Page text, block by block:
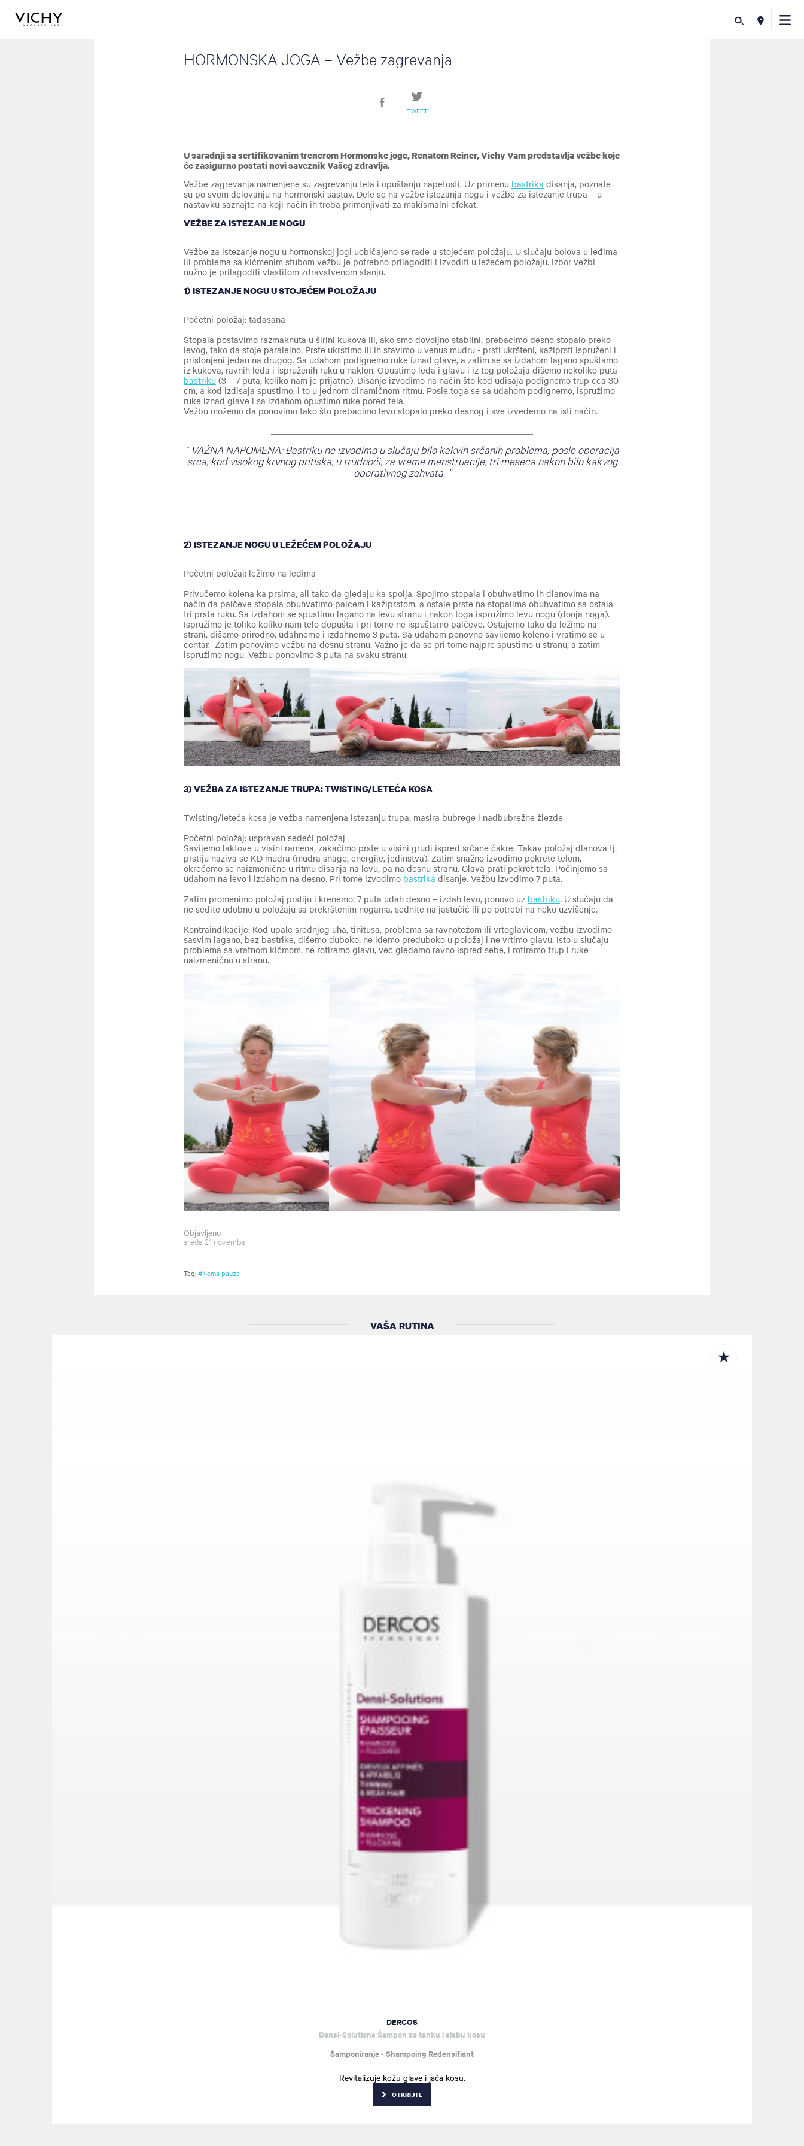
HORMONSKA JOGA – Vežbe zagrevanja
TWEET
U saradnji sa sertifikovanim trenerom Hormonske joge, Renatom Reiner, Vichy Vam predstavlja vežbe koje
će zasigurno postati novi saveznik Vašeg zdravlja.
Vežbe zagrevanja namenjene su zagrevanju tela i opuštanju napetosti. Uz primenu bastrika disanja, poznate
su po svom delovanju na hormonski sastav. Dele se na vežbe istezanja nogu i vežbe za istezanje trupa – u
nastavku saznajte na koji način ih treba primenjivati za makismalni efekat.
VEŽBE ZA ISTEZANJE NOGU
Vežbe za istezanje nogu u hormonskoj jogi uobičajeno se rade u stojećem položaju. U slučaju bolova u leđima
ili problema sa kičmenim stubom vežbu je potrebno prilagoditi i izvoditi u ležećem položaju. Izbor vežbi
nužno je prilagoditi vlastitom zdravstvenom stanju.
1) ISTEZANJE NOGU U STOJEĆEM POLOŽAJU
Početni položaj: tadasana
Stopala postavimo razmaknuta u širini kukova ili, ako smo dovoljno stabilni, prebacimo desno stopalo preko
levog, tako da stoje paralelno. Prste ukrstimo ili ih stavimo u venus mudru - prsti ukršteni, kažiprsti ispruženi i
prislonjeni jedan na drugog. Sa udahom podignemo ruke iznad glave, a zatim se sa izdahom lagano spuštamo
iz kukova, ravnih leđa i ispruženih ruku u naklon. Opustimo leđa i glavu i iz tog položaja dišemo nekoliko puta
bastriku (3 – 7 puta, koliko nam je prijatno). Disanje izvodimo na način što kod udisaja podignemo trup cca 30
cm, a kod izdisaja spustimo, i to u jednom dinamičnom ritmu. Posle toga se sa udahom podignemo, ispružimo
ruke iznad glave i sa izdahom opustimo ruke pored tela.
Vežbu možemo da ponovimo tako što prebacimo levo stopalo preko desnog i sve izvedemo na isti način.
VAŽNA NAPOMENA: Bastriku ne izvodimo u slučaju bilo kakvih srčanih problema, posle operacija
srca, kod visokog krvnog pritiska, u trudnoći, za vreme menstruacije, tri meseca nakon bilo kakvog
operativnog zahvata.
2) ISTEZANJE NOGU U LEŽEĆEM POLOŽAJU
Početni položaj: ležimo na leđima
Privučemo kolena ka prsima, ali tako da gledaju ka spolja. Spojimo stopala i obuhvatimo ih dlanovima na
način da palčeve stopala obuhvatimo palcem i kažiprstom, a ostale prste na stopalima obuhvatimo sa ostala
tri prsta ruku. Sa izdahom se spustimo lagano na levu stranu i nakon toga ispružimo levu nogu (donja noga).
Ispružimo je toliko koliko nam telo dopušta i pri tome ne ispuštamo palčeve. Ostajemo tako da ležimo na
strani, dišemo prirodno, udahnemo i izdahnemo 3 puta. Sa udahom ponovno savijemo koleno i vratimo se u
centar. Zatim ponovimo vežbu na desnu stranu. Važno je da se pri tome najpre spustimo u stranu, a zatim
ispružimo nogu. Vežbu ponovimo 3 puta na svaku stranu.
3) VEŽBA ZA ISTEZANJE TRUPA: TWISTING/LETEĆA KOSA
Twisting/leteća kosa je vežba namenjena istezanju trupa, masira bubrege i nadbubrežne žlezde.
Početni položaj: uspravan sedeći položaj
Savijemo laktove u visini ramena, zakačimo prste u visini grudi ispred srčane čakre. Takav položaj dlanova tj.
prstiju naziva se KD mudra (mudra snage, energije, jedinstva). Zatim snažno izvodimo pokrete telom,
okrećemo se naizmenično u ritmu disanja na levu, pa na desnu stranu. Glava prati pokret tela. Počinjemo sa
udahom na levo i izdahom na desno. Pri tome izvodimo bastrika disanje. Vežbu izvodimo 7 puta.
Zatim promenimo položaj prstiju i krenemo: 7 puta udah desno – izdah levo, ponovo uz bastriku. U slučaju da
ne sedite udobno u položaju sa prekrštenim nogama, sednite na jastučić ili po potrebi na neko uzvišenje.
Kontraindikacije: Kod upale srednjeg uha, tinitusa, problema sa ravnotežom ili vrtoglavicom, vežbu izvodimo
sasvim lagano, bez bastrike, dišemo duboko, ne idemo preduboko u položaj i ne vrtimo glavu. Isto u slučaju
problema sa vratnom kičmom, ne rotiramo glavu, već gledamo ravno ispred sebe, i rotiramo trup i ruke
naizmenično u stranu.
Objavljeno
sreda 21 novembar
Tag:#Nema pauze
VAŠA RUTINA
DERCOS
Densi-Solutions Šampon za tanku i slabu kosu
Šamponiranje - Shampoing Redensifiant
Revitalizuje kožu glave i jača kosu.
OTKRIJTE